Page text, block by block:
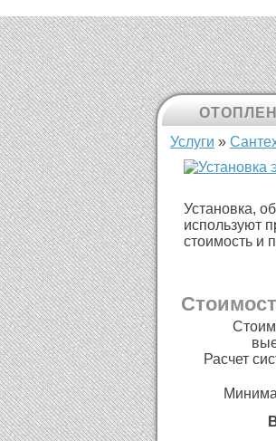
Вы здесь
Услуги »
Установка,
используют
стоимость и
Расчет